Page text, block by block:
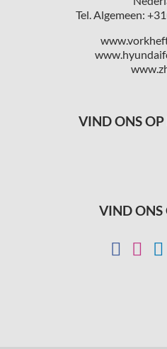
Tel. Algemeen:
VIND ONS
VIND ONS